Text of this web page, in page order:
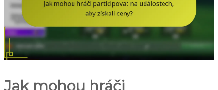
Jak mohou hráči